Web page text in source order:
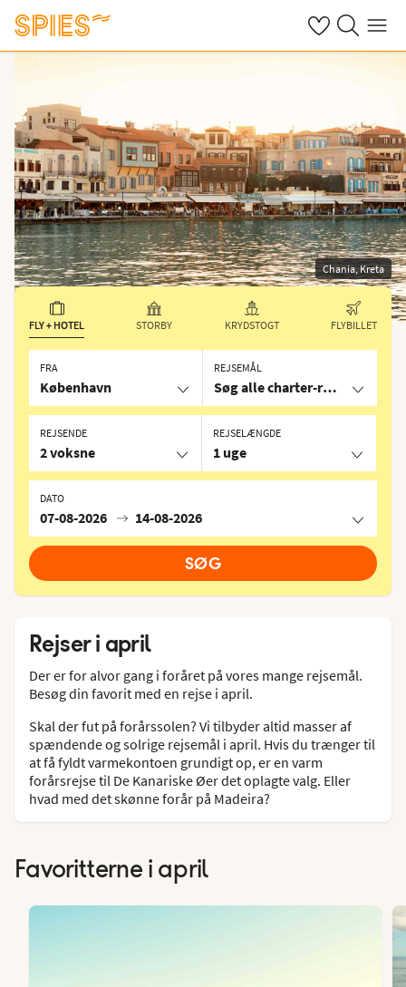
Se dine gemte
Søg påMenu
Chania, Kreta
FLY + HOTEL STORBY KRYDSTOGT FLYBILLET
FRA
København
REJSEMÅL
Søg alle charter-rejser
REJSELÆNGDE
1 uge
DATO
07-08-2026 14-08-2026
REJSENDE
2 voksne
SØG
Rejser i april
Der er for alvor gang i foråret på vores mange rejsemål.
Besøg din favorit med en rejse i april.
Skal der fut på forårssolen? Vi tilbyder altid masser af
spændende og solrige rejsemål i april. Hvis du trænger til
at få fyldt varmekontoen grundigt op, er en varm
forårsrejse til De Kanariske Øer det oplagte valg. Eller
hvad med det skønne forår på Madeira?
Favoritterne i april